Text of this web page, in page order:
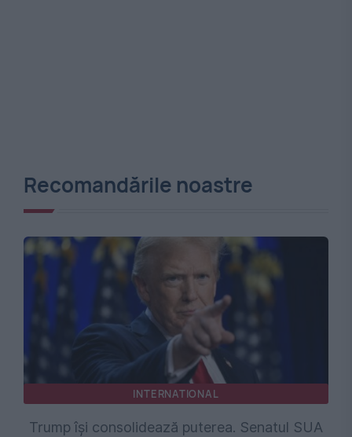
Recomandările noastre
INTERNATIONAL
Trump își consolidează puterea. Senatul SUA